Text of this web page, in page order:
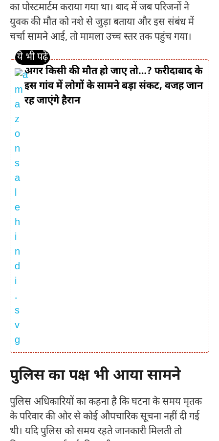
का पोस्टमार्टम कराया गया था। बाद में जब परिजनों ने
युवक की मौत को नशे से जुड़ा बताया और इस संबंध में
चर्चा सामने आई, तो मामला उच्च स्तर तक पहुंच गया।
अगर किसी की मौत हो जाए तो…? फरीदाबाद के
इस गांव में लोगों के सामने बड़ा संकट, वजह जान
रह जाएंगे हैरान
पुलिस का पक्ष भी आया सामने
पुलिस अधिकारियों का कहना है कि घटना के समय मृतक
के परिवार की ओर से कोई औपचारिक सूचना नहीं दी गई
थी। यदि पुलिस को समय रहते जानकारी मिलती तो